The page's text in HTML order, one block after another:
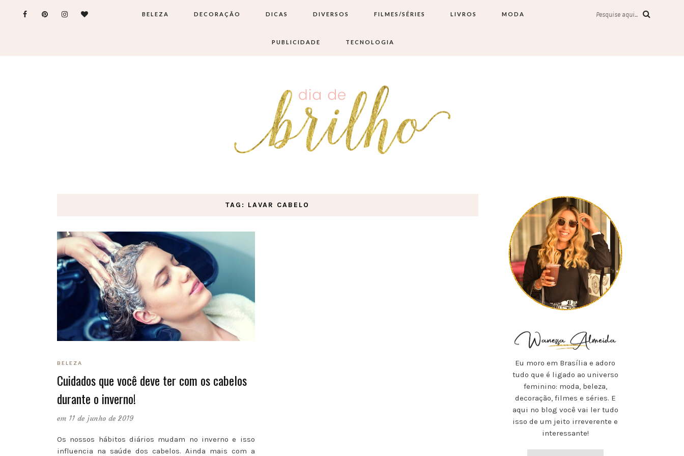
BELEZA DECORAÇÃO DICAS DIVERSOS FILMES/SÉRIES LIVROS MODA
PUBLICIDADE TECNOLOGIA
Pesquise aqui...
TAG: LAVAR CABELO
BELEZA
Cuidados que você deve ter com os cabelos
durante o inverno!
em 11 de junho de 2019
Os nossos hábitos diários mudam no inverno e isso
influencia na saúde dos cabelos. Ainda mais com a
Eu moro em Brasília e adoro
tudo que é ligado ao universo
feminino: moda, beleza,
decoração, filmes e séries. E
aqui no blog você vai ler tudo
isso de um jeito irreverente e
interessante!